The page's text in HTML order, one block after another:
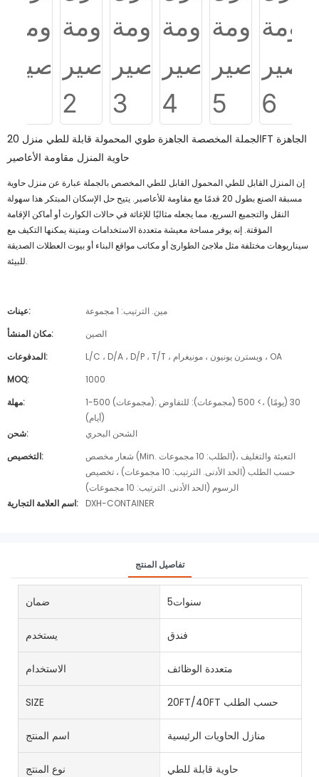
الجملة المخصصة الجاهزة طوي المحمولة قابلة للطي منزل 20FT الجاهزة
حاوية المنزل مقاومة الأعاصير
إن المنزل القابل للطي المحمول القابل للطي المخصص بالجملة عبارة عن منزل حاوية
مسبقة الصنع بطول 20 قدمًا مع مقاومة للأعاصير. يتيح حل الإسكان المبتكر هذا سهولة
النقل والتجميع السريع، مما يجعله مثاليًا للإغاثة في حالات الكوارث أو أماكن الإقامة
المؤقتة. إنه يوفر مساحة معيشة متعددة الاستخدامات ومتينة يمكنها التكيف مع
سيناريوهات مختلفة مثل ملاجئ الطوارئ أو مكاتب مواقع البناء أو بيوت العطلات الصديقة
للبيئة.
عينات:
مين. الترتيب: 1 مجموعة
مكان المنشأ:
الصين
المدفوعات:
L/C ، D/A ، D/P ، T/T ، ويسترن يونيون ، مونيغرام ، OA
MOQ:
1000
مهلة:
1-500 (مجموعات): 30 (يومًا) ،> 500 (مجموعات): للتفاوض
(أيام)
شحن:
الشحن البحري
التخصيص:
شعار مخصص (Min. الطلب: 10 مجموعات)، التعبئة والتغليف
حسب الطلب (الحد الأدنى. الترتيب: 10 مجموعات) ، تخصيص
الرسوم (الحد الأدنى. الترتيب: 10 مجموعات)
اسم العلامة التجارية:
DXH-CONTAINER
تفاصيل المنتج
ضمان سنوات5
يستخدم فندق
الاستخدام متعددة الوظائف
SIZE 20FT/40FT حسب الطلب
اسم المنتج منازل الحاويات الرئيسية
نوع المنتج حاوية قابلة للطي